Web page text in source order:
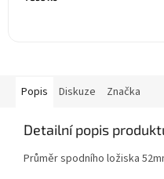
Popis Diskuze Značka
Detailní popis
Průměr spodního ložiska